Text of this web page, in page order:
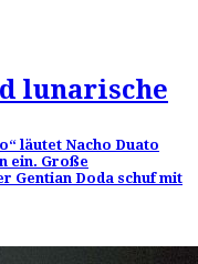
lunarische
läutet Nacho Duato
ein. Große
Gentian Doda schuf mit